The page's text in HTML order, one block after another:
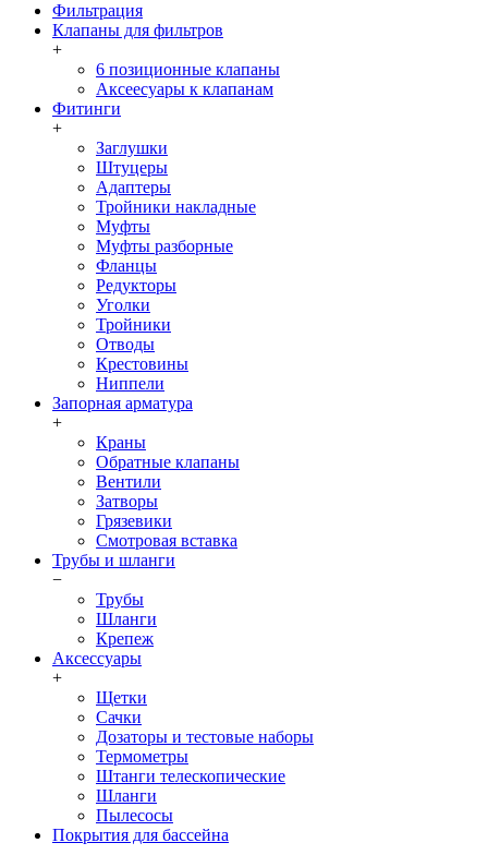
Фильтрация
Клапаны для фильтров
+
6 позиционные клапаны
Аксеесуары к клапанам
Фитинги
+
Заглушки
Штуцеры
Адаптеры
Тройники накладные
Муфты
Муфты разборные
Фланцы
Редукторы
Уголки
Тройники
Отводы
Крестовины
Ниппели
Запорная арматура
+
Краны
Обратные клапаны
Вентили
Затворы
Грязевики
Смотровая вставка
Трубы и шланги
−
Трубы
Шланги
Крепеж
Аксессуары
+
Щетки
Сачки
Дозаторы и тестовые наборы
Термометры
Штанги телескопические
Шланги
Пылесосы
Покрытия для бассейна